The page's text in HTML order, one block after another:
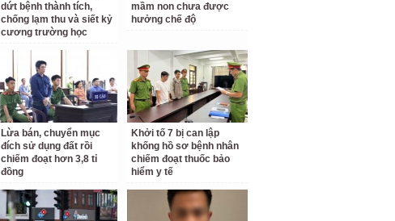
dứt bệnh thành tích,
chống lạm thu và siết kỷ
cương trường học
mầm non chưa được
hưởng chế độ
Lừa bán, chuyển mục
đích sử dụng đất rồi
chiếm đoạt hơn 3,8 tỉ
đồng
Khởi tố 7 bị can lập
khống hồ sơ bệnh nhân
chiếm đoạt thuốc bảo
hiểm y tế